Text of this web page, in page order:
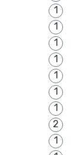
1
1
1
1
1
1
1
2
1